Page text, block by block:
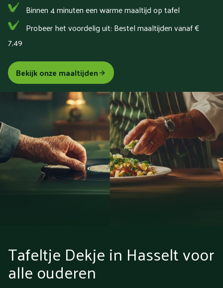
Binnen 4 minuten een warme maaltijd op tafel
Probeer het voordelig uit: Bestel maaltijden vanaf €
7,49
Bekijk onze maaltijden
Tafeltje Dekje in Hasselt voor
alle ouderen